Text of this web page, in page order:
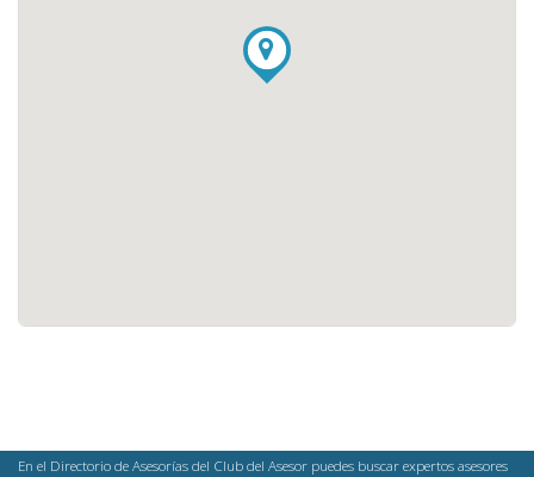
En el Directorio de Asesorías del Club del Asesor puedes buscar expertos asesores